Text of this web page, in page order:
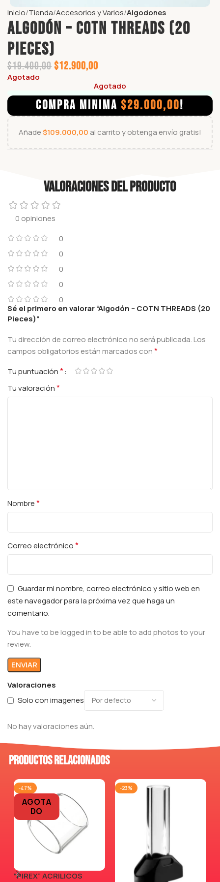
Inicio Tienda Accesorios y Varios Algodones
Algodón – COTN THREADS (20
Pieces)
$19.400,00$12.900,00
Agotado
Agotado
COMPRA MINIMA $29.000,00!
Añade$109.000,00 al carrito y obtenga envío gratis!
Valoraciones del producto
0 opiniones
0
0
0
0
0
Valoraciones
Solo con imagenes
No hay valoraciones aún.
Sé el primero en valorar “Algodón – COTN THREADS (20
Pieces)”
Tu dirección de correo electrónico no será publicada.Los
campos obligatorios están marcados con*
Tu puntuación*
Tu valoración*
Nombre*
Correo electrónico*
Guardar mi nombre, correo electrónico y sitio web en
este navegador para la próxima vez que haga un
comentario.
You have to be logged in to be able to add photos to your
review.
Productos relacionados
-47%
AGOTA
DO
“PIREX” ACRILICOS
-23%